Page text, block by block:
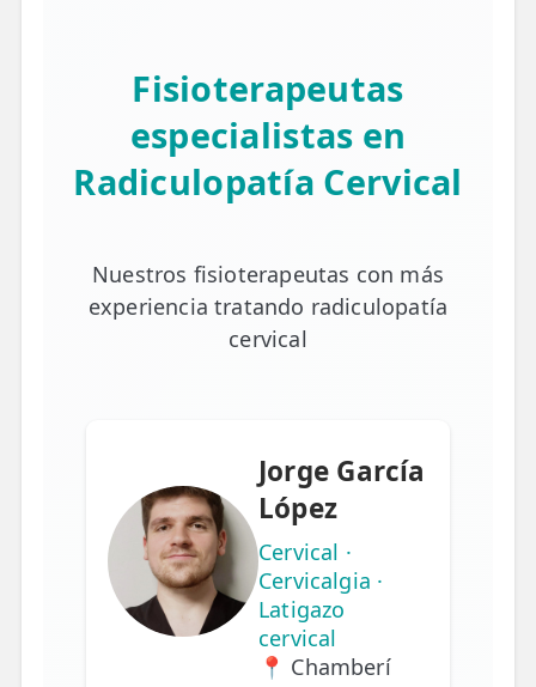
Fisioterapeutas
especialistas en
Radiculopatía Cervical
Nuestros fisioterapeutas con más
experiencia tratando radiculopatía
cervical
Jorge García
López
Cervical ·
Cervicalgia ·
Latigazo
cervical
📍 Chamberí